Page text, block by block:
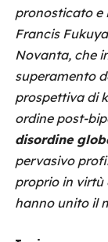
pronosticato e
Francis
Novanta, che
superamento
prospettiva di
ordine post-
disordine
pervasivo
proprio in virtù
hanno unito il